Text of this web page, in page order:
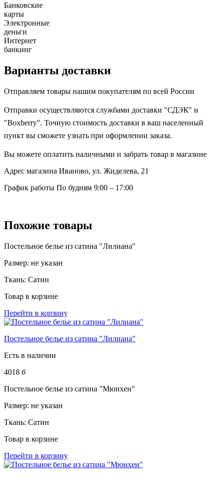
Банковские
карты
Электронные
деньги
Интернет
банкинг
Варианты доставки
Отправляем товары нашим покупателям по всей России
Отправки осуществляются службами доставки "СДЭК" и
"Boxberry". Точную стоимость доставки в ваш населенный
пункт вы сможете узнать при оформлении заказа.
Вы можете оплатить наличными и забрать товар в магазине
Адрес магазина Иваново, ул. Жиделева, 21
График работы По будням 9:00 – 17:00
Похожие товары
Постельное белье из сатина "Лилиана"
Размер: не указан
Ткань: Сатин
Товар в корзине
Перейти в корзину
Постельное белье из сатина "Лилиана"
Есть в наличии
4018 б
Постельное белье из сатина "Мюнхен"
Размер: не указан
Ткань: Сатин
Товар в корзине
Перейти в корзину